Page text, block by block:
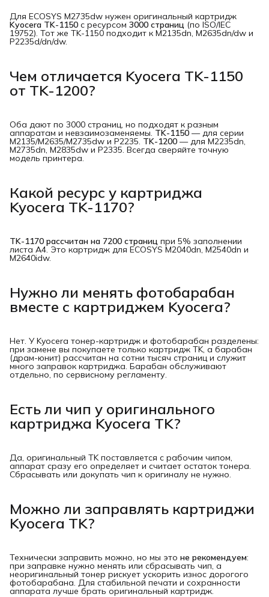
Для ECOSYS M2735dw нужен оригинальный картридж
Kyocera TK-1150 с ресурсом 3000 страниц (по ISO/IEC
19752). Тот же TK-1150 подходит к M2135dn, M2635dn/dw и
P2235d/dn/dw.
Чем отличается Kyocera TK-1150
от TK-1200?
Оба дают по 3000 страниц, но подходят к разным
аппаратам и невзаимозаменяемы. TK-1150 — для серии
M2135/M2635/M2735dw и P2235. TK-1200 — для M2235dn,
M2735dn, M2835dw и P2335. Всегда сверяйте точную
модель принтера.
Какой ресурс у картриджа
Kyocera TK-1170?
TK-1170 рассчитан на 7200 страниц при 5% заполнении
листа A4. Это картридж для ECOSYS M2040dn, M2540dn и
M2640idw.
Нужно ли менять фотобарабан
вместе с картриджем Kyocera?
Нет. У Kyocera тонер-картридж и фотобарабан разделены:
при замене вы покупаете только картридж TK, а барабан
(драм-юнит) рассчитан на сотни тысяч страниц и служит
много заправок картриджа. Барабан обслуживают
отдельно, по сервисному регламенту.
Есть ли чип у оригинального
картриджа Kyocera TK?
Да, оригинальный TK поставляется с рабочим чипом,
аппарат сразу его определяет и считает остаток тонера.
Сбрасывать или докупать чип к оригиналу не нужно.
Можно ли заправлять картриджи
Kyocera TK?
Технически заправить можно, но мы это не рекомендуем:
при заправке нужно менять или сбрасывать чип, а
неоригинальный тонер рискует ускорить износ дорогого
фотобарабана. Для стабильной печати и сохранности
аппарата лучше брать оригинальный картридж.